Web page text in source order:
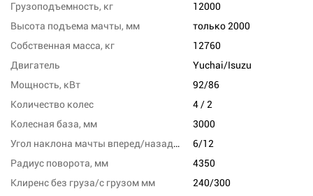
Грузоподъемность, кг
12000
Высота подъема мачты, мм
только 2000
Собственная масса, кг
12760
Двигатель
Yuchai/Isuzu
Мощность, кВт
92/86
Количество колес
4 / 2
Колесная база, мм
3000
Угол наклона мачты вперед/назад, град
6/12
Радиус поворота, мм
4350
Клиренс без груза/с грузом мм
240/300